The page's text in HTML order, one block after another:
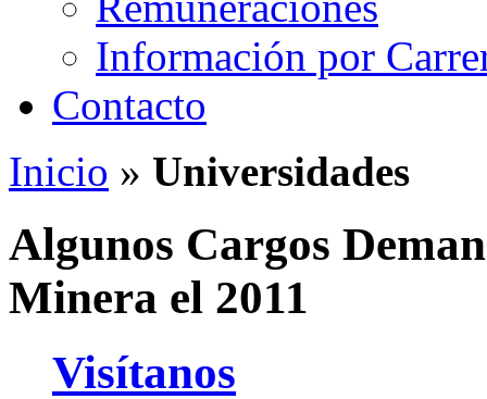
Información por
Contacto
Inicio » Universidades
Algunos Cargos
Minera el 2011
Visítanos